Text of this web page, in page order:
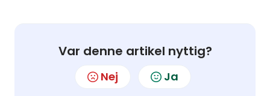
Var denne artikel nyttig?
Nej Ja